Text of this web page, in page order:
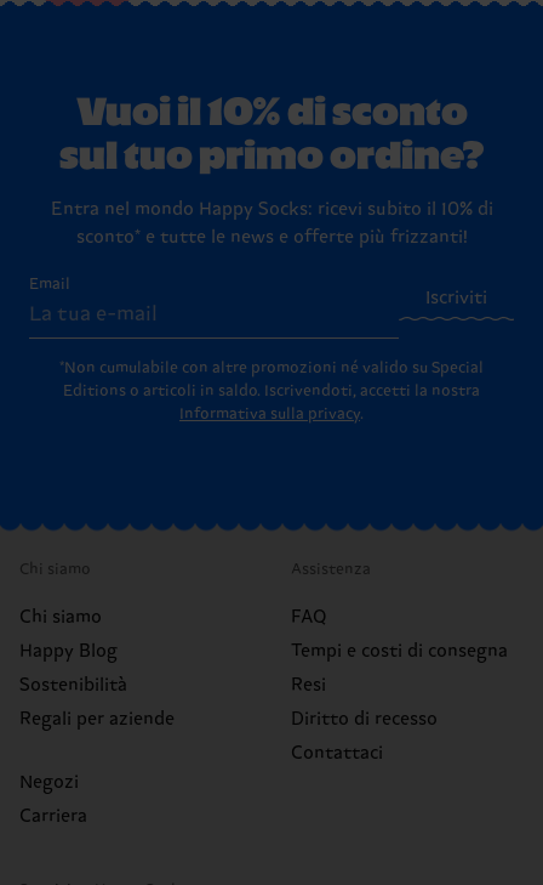
Vuoi il 10% di sconto
sul tuo primo ordine?
Entra nel mondo Happy Socks: ricevi subito il 10% di
sconto* e tutte le news e offerte più frizzanti!
Email
Iscriviti
*Non cumulabile con altre promozioni né valido su Special
Editions o articoli in saldo.
Iscrivendoti, accetti la nostra
Informativa sulla privacy.
Chi siamo
Chi siamo
Happy Blog
Sostenibilità
Regali per aziende
Negozi
Carriera
Assistenza
FAQ
Tempi e costi di consegna
Resi
Diritto di recesso
Contattaci